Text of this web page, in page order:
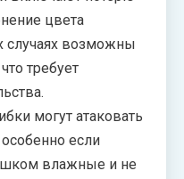
цвета
случаях возможны
требует
могут атаковать
если
влажные и не